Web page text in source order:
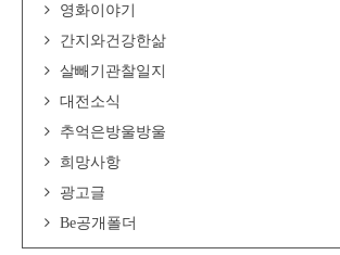
영화이야기
간지와건강한삶
살빼기관찰일지
대전소식
추억은방울방울
희망사항
광고글
Be공개폴더